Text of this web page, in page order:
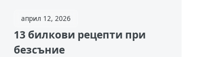
април 12, 2026
13 билкови рецепти при
безсъние